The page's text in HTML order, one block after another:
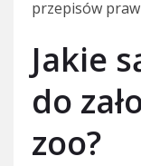
przepisów
Jakie
do
zoo?